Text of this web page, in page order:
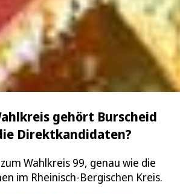
gehört Burscheid
Direktkandidaten?
Wahlkreis 99, genau wie die
im Rheinisch-Bergischen Kreis.